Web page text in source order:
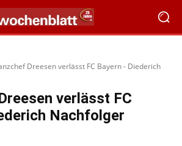
Dreesen verlässt FC Bayern - Diederich
verlässt FC
Nachfolger